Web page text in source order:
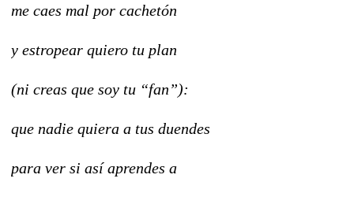
me caes mal por cachetón
y estropear quiero tu plan
(ni creas que soy tu “fan”):
que nadie quiera a tus duendes
para ver si así aprendes a